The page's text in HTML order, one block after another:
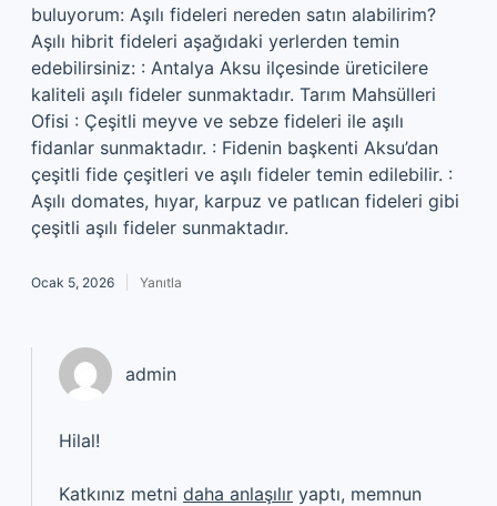
buluyorum: Aşılı fideleri nereden satın alabilirim?
Aşılı hibrit fideleri aşağıdaki yerlerden temin
edebilirsiniz: : Antalya Aksu ilçesinde üreticilere
kaliteli aşılı fideler sunmaktadır. Tarım Mahsülleri
Ofisi : Çeşitli meyve ve sebze fideleri ile aşılı
fidanlar sunmaktadır. : Fidenin başkenti Aksu’dan
çeşitli fide çeşitleri ve aşılı fideler temin edilebilir. :
Aşılı domates, hıyar, karpuz ve patlıcan fideleri gibi
çeşitli aşılı fideler sunmaktadır.
Ocak 5, 2026 Yanıtla
admin
Hilal!
Katkınız metni daha anlaşılır yaptı, memnun